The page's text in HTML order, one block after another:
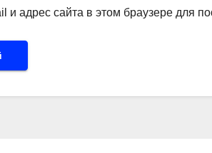
и адрес сайта в этом браузере для